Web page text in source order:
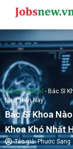
Home-Bác sĩ- Bác Sĩ
Nhất Hiện Nay
Bác Sĩ Khoa
Khoa Khó Nhất
Tác giả:Phước Sang